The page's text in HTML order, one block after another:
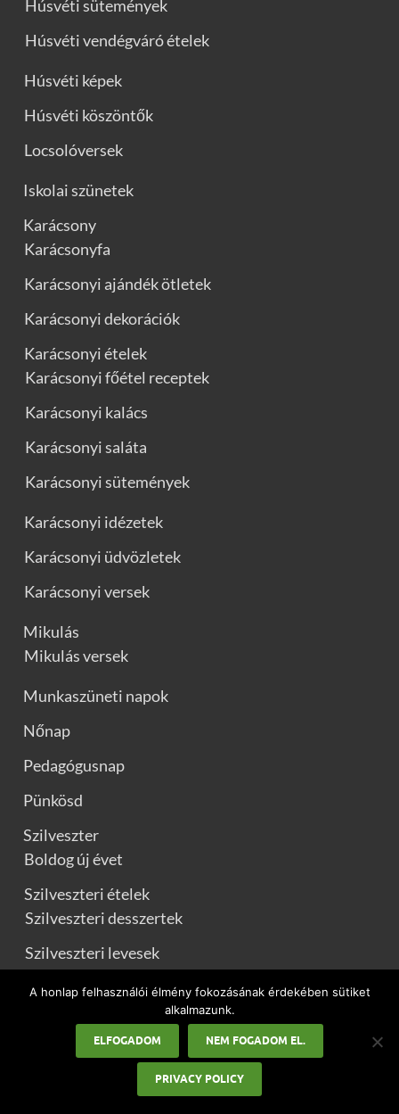
Húsvéti sütemények
Húsvéti vendégváró ételek
Húsvéti képek
Húsvéti köszöntők
Locsolóversek
Iskolai szünetek
Karácsony
Karácsonyfa
Karácsonyi ajándék ötletek
Karácsonyi dekorációk
Karácsonyi ételek
Karácsonyi főétel receptek
Karácsonyi kalács
Karácsonyi saláta
Karácsonyi sütemények
Karácsonyi idézetek
Karácsonyi üdvözletek
Karácsonyi versek
Mikulás
Mikulás versek
Munkaszüneti napok
Nőnap
Pedagógusnap
Pünkösd
Szilveszter
Boldog új évet
Szilveszteri ételek
Szilveszteri desszertek
Szilveszteri levesek
Szilveszteri saláták
Szilveszteri sütemény
Újévi köszöntők
Szponzorált tartalom
A honlap felhasználói élmény fokozásának érdekében sütiket
alkalmazunk.
ELFOGADOM NEM FOGADOM EL.
PRIVACY POLICY